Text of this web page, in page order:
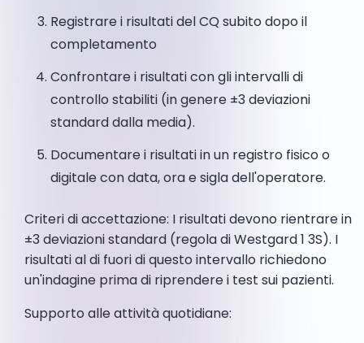
Registrare i risultati del CQ subito dopo il
completamento
Confrontare i risultati con gli intervalli di
controllo stabiliti (in genere ±3 deviazioni
standard dalla media).
Documentare i risultati in un registro fisico o
digitale con data, ora e sigla dell'operatore.
Criteri di accettazione: I risultati devono rientrare in
±3 deviazioni standard (regola di Westgard 1 3S). I
risultati al di fuori di questo intervallo richiedono
un'indagine prima di riprendere i test sui pazienti.
Supporto alle attività quotidiane: